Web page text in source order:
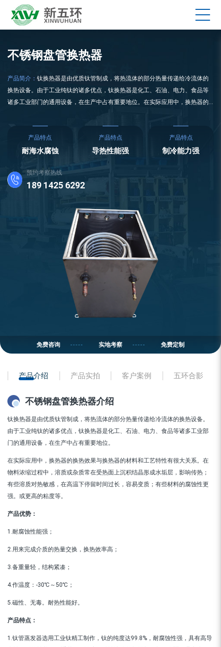
不锈钢盘管换热器
产品简介： 钛换热器是由优质钛管制成，将热流体的部分热量传递给冷流体的
换热设备。由于工业纯钛的诸多优点，钛换热器是化工、石油、电力、食品等
诸多工业部门的通用设备，在生产中占有重要地位。在实际应用中，换热器的
杂质常在受热面上沉积结晶形成水垢层，影响传热；有些溶质对热敏感，在高
温下停留时间过长，容易变质；有些材料的腐蚀性更强。或更高的粘度等。
产品特点
耐海水腐蚀
产品特点
导热性能强
产品特点
制冷能力强
预约考察热线
189 1425 6292
免费咨询 实地考察 免费定制
产品介绍 产品实拍 客户案例 五环合影
不锈钢盘管换热器介绍
钛换热器是由优质钛管制成，将热流体的部分热量传递给冷流体的换热设备。
由于工业纯钛的诸多优点，钛换热器是化工、石油、电力、食品等诸多工业部
门的通用设备，在生产中占有重要地位。
在实际应用中，换热器的换热效果与换热器的材料和工艺特性有很大关系。在
物料浓缩过程中，溶质或杂质常在受热面上沉积结晶形成水垢层，影响传热；
有些溶质对热敏感，在高温下停留时间过长，容易变质；有些材料的腐蚀性更
强。或更高的粘度等。
产品优势：
1.耐腐蚀性能强；
2.用来完成介质的热量交换，换热效率高；
3.备重量轻，结构紧凑；
4.作温度：-30℃～50℃；
5.磁性、无毒。耐热性能好。
产品特点：
1.钛管蒸发器选用工业钛精工制作，钛的纯度达99.8%，耐腐蚀性强，具有高导